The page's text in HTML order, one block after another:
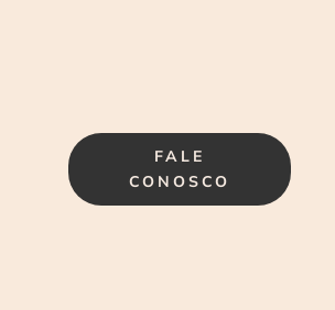
FALE
CONOSCO